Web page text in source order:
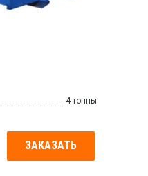
4 тонны
ЗАКАЗАТЬ